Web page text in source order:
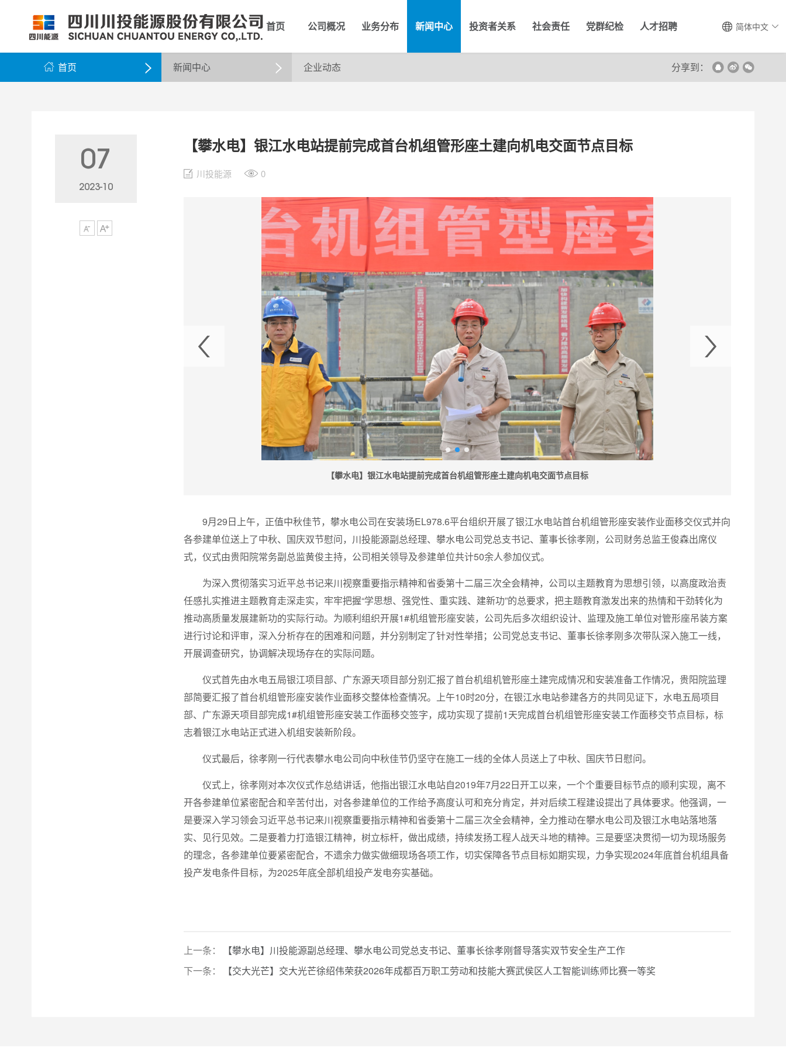
简体中文
首页 公司概况 业务分布 新闻中心 投资者关系 社会责任 党群纪检 人才招聘
公司简介 组织架构 领导团队 企业荣誉
公司新闻 企业动态 公示公告
公司资料 股票信息 最新公告 公司邮箱
党群工作 纪检监察
 首页  新闻中心  企业动态 分享到：
07
2023-10
【攀水电】银江水电站提前完成首台机组管形座土建向机电交面节点目标
川投能源 0
【攀水电】银江水电站提前完成首台机组管形座土建向机电交面节点目标
9月29日上午，正值中秋佳节，攀水电公司在安装场EL978.6平台组织开展了银江水电站首台机组管形座安装作业面移交仪式并向
各参建单位送上了中秋、国庆双节慰问，川投能源副总经理、攀水电公司党总支书记、董事长徐孝刚，公司财务总监王俊森出席仪
式，仪式由贵阳院常务副总监黄俊主持，公司相关领导及参建单位共计50余人参加仪式。
为深入贯彻落实习近平总书记来川视察重要指示精神和省委第十二届三次全会精神，公司以主题教育为思想引领，以高度政治责
任感扎实推进主题教育走深走实，牢牢把握“学思想、强党性、重实践、建新功”的总要求，把主题教育激发出来的热情和干劲转化为
推动高质量发展建新功的实际行动。为顺利组织开展1#机组管形座安装，公司先后多次组织设计、监理及施工单位对管形座吊装方案
进行讨论和评审，深入分析存在的困难和问题，并分别制定了针对性举措；公司党总支书记、董事长徐孝刚多次带队深入施工一线，
开展调查研究，协调解决现场存在的实际问题。
仪式首先由水电五局银江项目部、广东源天项目部分别汇报了首台机组机管形座土建完成情况和安装准备工作情况，贵阳院监理
部简要汇报了首台机组管形座安装作业面移交整体检查情况。上午10时20分，在银江水电站参建各方的共同见证下，水电五局项目
部、广东源天项目部完成1#机组管形座安装工作面移交签字，成功实现了提前1天完成首台机组管形座安装工作面移交节点目标，标
志着银江水电站正式进入机组安装新阶段。
仪式最后，徐孝刚一行代表攀水电公司向中秋佳节仍坚守在施工一线的全体人员送上了中秋、国庆节日慰问。
仪式上，徐孝刚对本次仪式作总结讲话，他指出银江水电站自2019年7月22日开工以来，一个个重要目标节点的顺利实现，离不
开各参建单位紧密配合和辛苦付出，对各参建单位的工作给予高度认可和充分肯定，并对后续工程建设提出了具体要求。他强调，一
是要深入学习领会习近平总书记来川视察重要指示精神和省委第十二届三次全会精神，全力推动在攀水电公司及银江水电站落地落
实、见行见效。二是要着力打造银江精神，树立标杆，做出成绩，持续发扬工程人战天斗地的精神。三是要坚决贯彻一切为现场服务
的理念，各参建单位要紧密配合，不遗余力做实做细现场各项工作，切实保障各节点目标如期实现，力争实现2024年底首台机组具备
投产发电条件目标，为2025年底全部机组投产发电夯实基础。
上一条：
【攀水电】川投能源副总经理、攀水电公司党总支书记、董事长徐孝刚督导落实双节安全生产工作
下一条：
【交大光芒】交大光芒徐绍伟荣获2026年成都百万职工劳动和技能大赛武侯区人工智能训练师比赛一等奖